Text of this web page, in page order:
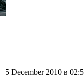
5 December 2010 в